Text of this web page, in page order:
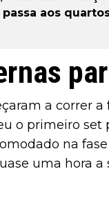
aos
a correr
o primeiro set
na
uma hora a